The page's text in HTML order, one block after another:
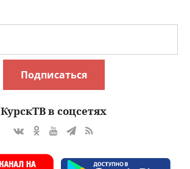
Подписаться
КурскТВ в соцсетях